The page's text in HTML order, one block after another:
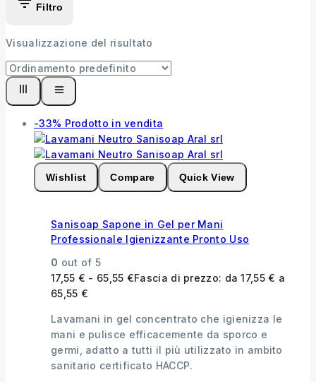
Filtro
Visualizzazione del risultato
-33% Prodotto in vendita
Wishlist Compare Quick View
Sanisoap Sapone in Gel per Mani
Professionale Igienizzante Pronto Uso
0 out of 5
17,55 € - 65,55 €Fascia di prezzo: da 17,55 € a
65,55 €
Lavamani in gel concentrato che igienizza le
mani e pulisce efficacemente da sporco e
germi, adatto a tutti il più utilizzato in ambito
sanitario certificato HACCP.